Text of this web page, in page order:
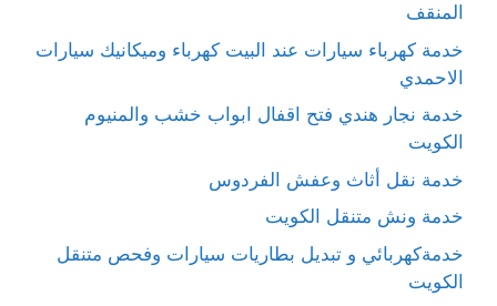
المنقف
خدمة كهرباء سيارات عند البيت كهرباء وميكانيك سيارات
الاحمدي
خدمة نجار هندي فتح اقفال ابواب خشب والمنيوم
الكويت
خدمة نقل أثاث وعفش الفردوس
خدمة ونش متنقل الكويت
خدمةكهربائي و تبديل بطاريات سيارات وفحص متنقل
الكويت